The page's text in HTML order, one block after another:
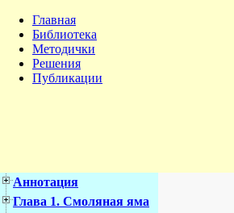
Главная
Библиотека
Методички
Решения
Публикации
Аннотация
Глава 1. Смоляная яма